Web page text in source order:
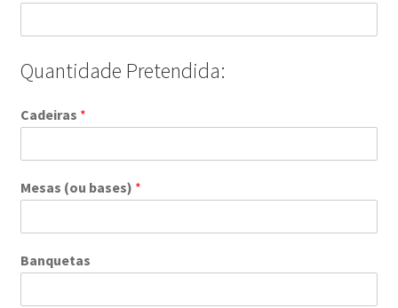
Quantidade Pretendida:
Cadeiras *
Mesas (ou bases) *
Banquetas